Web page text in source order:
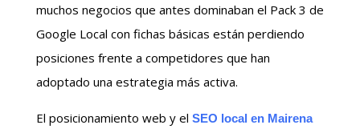
muchos negocios que antes dominaban el Pack 3 de
Google Local con fichas básicas están perdiendo
posiciones frente a competidores que han
adoptado una estrategia más activa.
El posicionamiento web y el SEO local en Mairena